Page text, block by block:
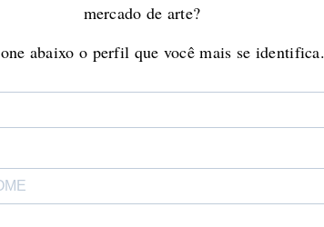
mercado de arte?
abaixo o perfil que você mais se identifica.